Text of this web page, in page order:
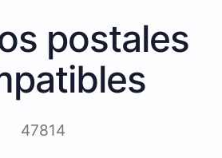
postales
47814